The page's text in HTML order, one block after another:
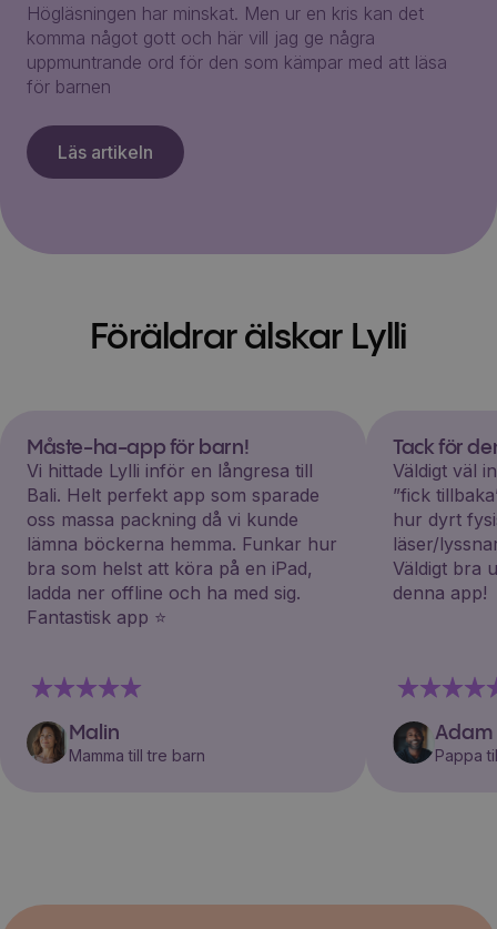
Högläsningen har minskat. Men ur en kris kan det
komma något gott och här vill jag ge några
uppmuntrande ord för den som kämpar med att läsa
för barnen
Läs artikeln
Föräldrar älskar Lylli
Måste-ha-app för barn!
Vi hittade Lylli inför en långresa till
Bali. Helt perfekt app som sparade
oss massa packning då vi kunde
lämna böckerna hemma. Funkar hur
bra som helst att köra på en iPad,
ladda ner offline och ha med sig.
Fantastisk app ⭐️
Malin
Mamma till tre barn
Tack för
Väldigt väl
”fick
hur dyrt
läser/
Väldigt bra
denna app!
Adam
Pappa